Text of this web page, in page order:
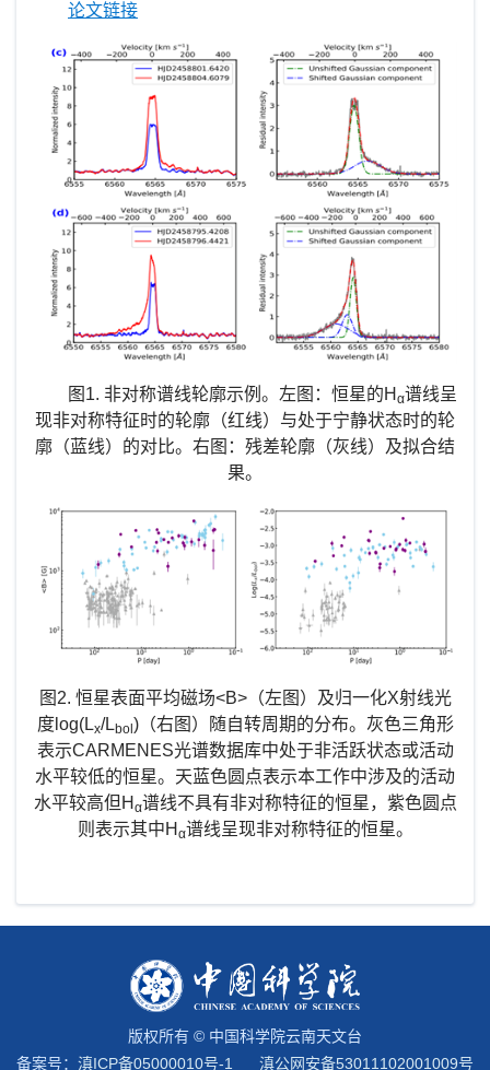
论文链接
图1. 非对称谱线轮廓示例。左图：恒星的H α谱线呈
现非对称特征时的轮廓（红线）与处于宁静状态时的轮
廓（蓝线）的对比。右图：残差轮廓（灰线）及拟合结
果。
图2. 恒星表面平均磁场<B>（左图）及归一化X射线光
度log(Lx/Lbol )（右图）随自转周期的分布。灰色三角形
表示CARMENES光谱数据库中处于非活跃状态或活动
水平较低的恒星。天蓝色圆点表示本工作中涉及的活动
水平较高但 H α谱线不具有非对称特征的恒星，紫色圆点
则表示其中H α谱线呈现非对称特征的恒星。
版权所有 © 中国科学院云南天文台
备案号： 滇ICP备05000010号-1 滇公网安备53011102001009号